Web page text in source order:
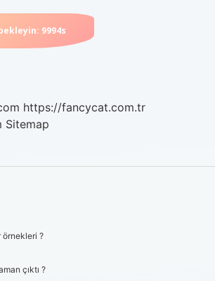
https://fancycat.com.tr
Sitemap
örnekleri ?
çıktı ?